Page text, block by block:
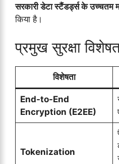
सरकारी डेटा स्टैंडर्ड्स के उच्चतम
किया है।
प्रमुख सुरक्षा
विशेषता
End-to-End
Encryption (E2EE)
Tokenization